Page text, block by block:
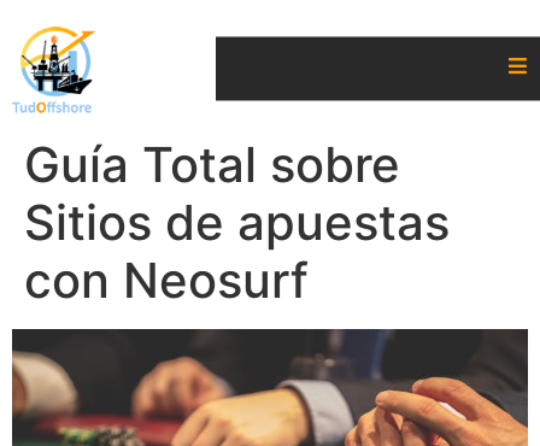
Guía Total sobre
Sitios de apuestas
con Neosurf